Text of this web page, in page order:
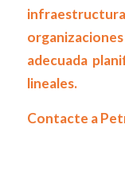
adecuada
lineales.
Contacte a